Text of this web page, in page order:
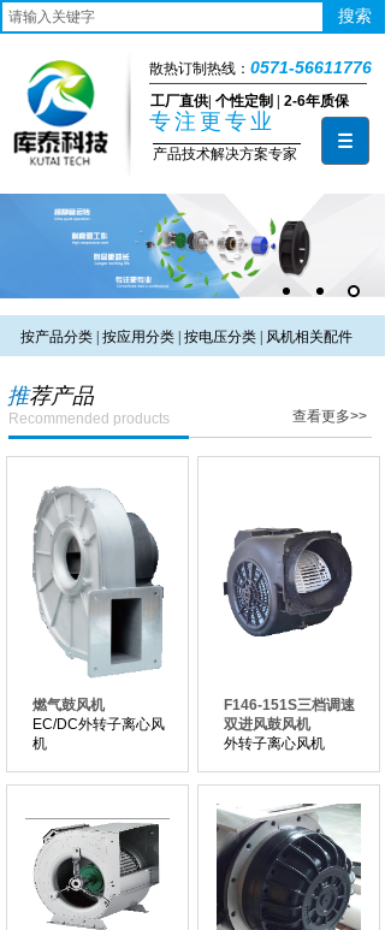
搜索
散热订制热线： 0571-56611776
工厂直供 个性定制 2-6年质保
专注更专业
产品技术解决方案专家
按产品分类 按应用分类 按电压分类 风机相关配件
推荐产品
查看更多>>
Recommended products
燃气鼓风机
EC/DC外转子离心风
机
F146-151S三档调速
双进风鼓风机
外转子离心风机